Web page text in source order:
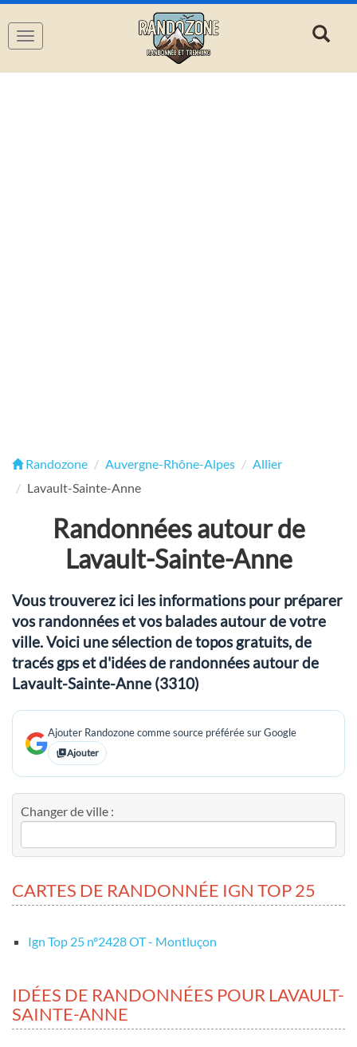
Navigation
Randozone Auvergne-Rhône-Alpes
Allier
Lavault-Sainte-Anne
Randonnées autour de
Lavault-Sainte-Anne
Vous trouverez ici les informations pour préparer
vos randonnées et vos balades autour de votre
ville. Voici une sélection de topos gratuits, de
tracés gps et d'idées de randonnées autour de
Lavault-Sainte-Anne (3310)
Ajouter Randozone comme source préférée sur Google
Ajouter
Changer de ville :
CARTES DE RANDONNÉE IGN TOP 25
Ign Top 25 nº2428 OT - Montluçon
IDÉES DE RANDONNÉES POUR LAVAULT-
SAINTE-ANNE